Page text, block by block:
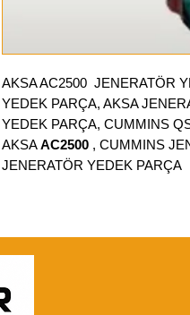
AKSA AC2500 JENERATÖR
YEDEK PARÇA, AKSA
YEDEK PARÇA, CUMMINS
AKSAAC2500 , CUMMINS
JENERATÖR YEDEK PARÇA